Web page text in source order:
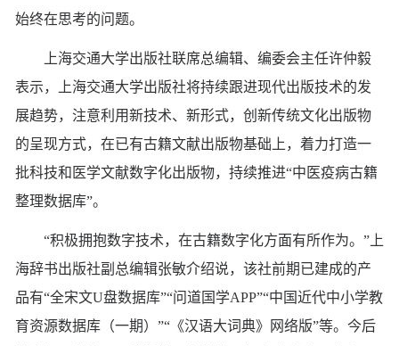
始终在思考的问题。
上海交通大学出版社联席总编辑、编委会主任许仲毅
表示，上海交通大学出版社将持续跟进现代出版技术的发
展趋势，注意利用新技术、新形式，创新传统文化出版物
的呈现方式，在已有古籍文献出版物基础上，着力打造一
批科技和医学文献数字化出版物，持续推进“中医疫病古籍
整理数据库”。
“积极拥抱数字技术，在古籍数字化方面有所作为。”上
海辞书出版社副总编辑张敏介绍说，该社前期已建成的产
品有“全宋文U盘数据库”“问道国学APP”“中国近代中小学教
育资源数据库（一期）”“《汉语大词典》网络版”等。今后